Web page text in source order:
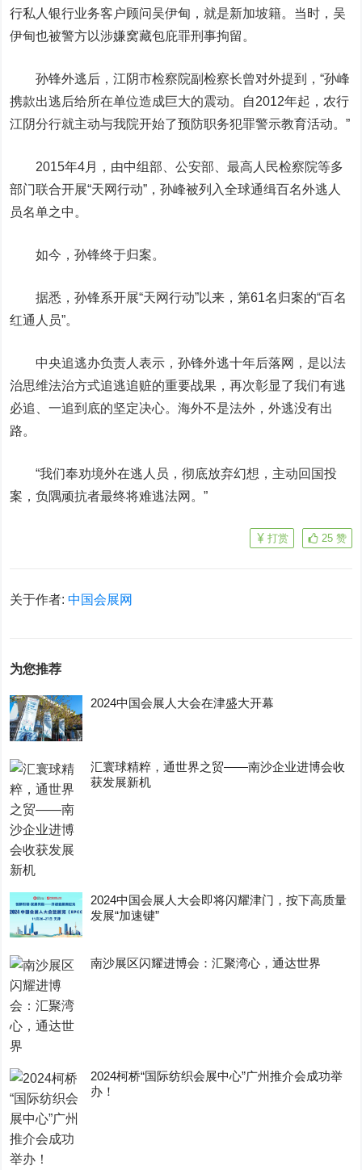
行私人银行业务客户顾问吴伊甸，就是新加坡籍。当时，吴
伊甸也被警方以涉嫌窝藏包庇罪刑事拘留。
孙锋外逃后，江阴市检察院副检察长曾对外提到，“孙峰
携款出逃后给所在单位造成巨大的震动。自2012年起，农行
江阴分行就主动与我院开始了预防职务犯罪警示教育活动。”
2015年4月，由中组部、公安部、最高人民检察院等多
部门联合开展“天网行动”，孙峰被列入全球通缉百名外逃人
员名单之中。
如今，孙锋终于归案。
据悉，孙锋系开展“天网行动”以来，第61名归案的“百名
红通人员”。
中央追逃办负责人表示，孙锋外逃十年后落网，是以法
治思维法治方式追逃追赃的重要战果，再次彰显了我们有逃
必追、一追到底的坚定决心。海外不是法外，外逃没有出
路。
“我们奉劝境外在逃人员，彻底放弃幻想，主动回国投
案，负隅顽抗者最终将难逃法网。”
25 赞
打赏
关于作者:中国会展网
为您推荐
2024中国会展人大会在津盛大开幕
汇寰球精粹，通世界之贸——南沙企业进博会收
获发展新机
2024中国会展人大会即将闪耀津门，按下高质量
发展“加速键”
南沙展区闪耀进博会：汇聚湾心，通达世界
2024柯桥“国际纺织会展中心”广州推介会成功举
办！